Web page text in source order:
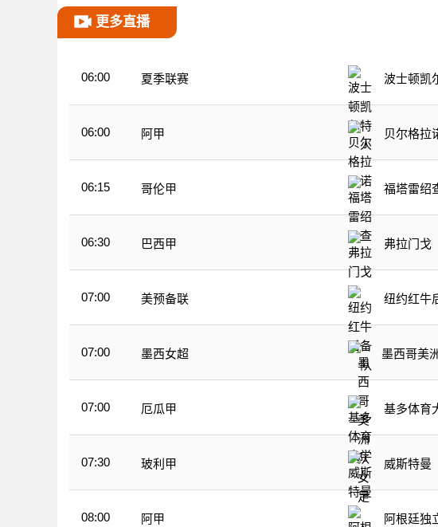
更多直播
06:00 夏季联赛 波士顿凯
06:00 阿甲 贝尔格拉
06:15 哥伦甲 福塔雷绍
06:30 巴西甲 弗拉门戈
07:00 美预备联 纽约红牛
07:00 墨西女超
墨西哥美
07:00 厄瓜甲 基多体育
07:30 玻利甲 威斯特曼
08:00 阿甲 阿根廷独